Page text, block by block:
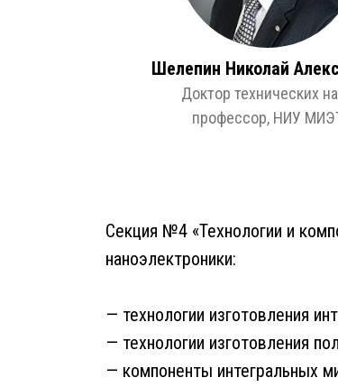
Шелепин Николай
Доктор технических
профессор, НИУ
Секция №4 «Технологии и
наноэлектроники:
— технологии изготовления
— технологии изготовления
— компоненты интегральных